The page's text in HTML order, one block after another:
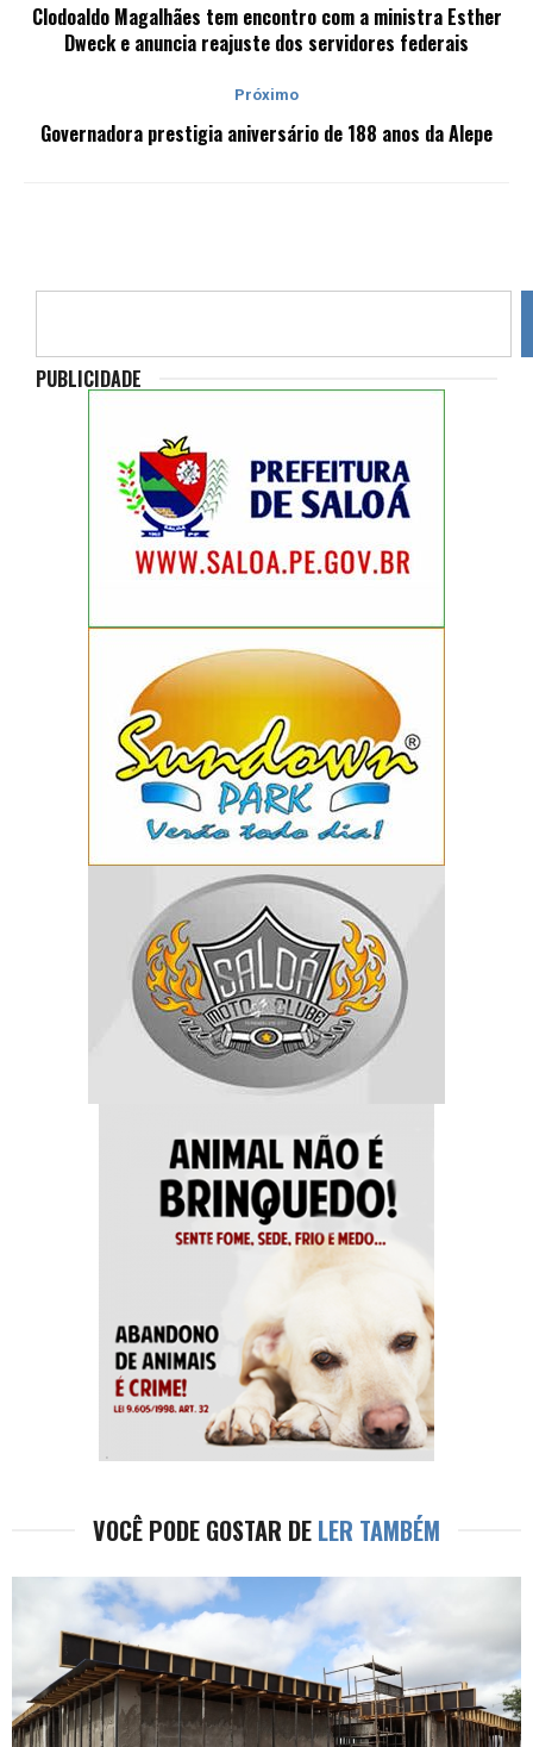
Clodoaldo Magalhães tem encontro com a ministra Esther
Dweck e anuncia reajuste dos servidores federais
Próximo
Governadora prestigia aniversário de 188 anos da Alepe
PUBLICIDADE
VOCÊ PODE GOSTAR DE LER TAMBÉM